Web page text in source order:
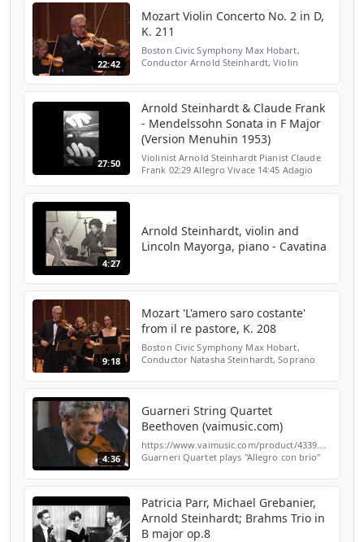
22:42
Mozart Violin Concerto No. 2 in D,
K. 211
Boston Civic Symphony Max Hobart,
Conductor Arnold Steinhardt, Violin
27:50
Arnold Steinhardt & Claude Frank
- Mendelssohn Sonata in F Major
(Version Menuhin 1953)
Violinist Arnold Steinhardt Pianist Claude
Frank 02:29 Allegro Vivace 14:45 Adagio
4:27
Arnold Steinhardt, violin and
Lincoln Mayorga, piano - Cavatina
9:18
Mozart 'L'amero saro costante'
from il re pastore, K. 208
Boston Civic Symphony Max Hobart,
Conductor Natasha Steinhardt, Soprano
4:36
Guarneri String Quartet
Beethoven (vaimusic.com)
https://www.vaimusic.com/product/4339.html
Guarneri Quartet plays "Allegro con brio"
Patricia Parr, Michael Grebanier,
Arnold Steinhardt; Brahms Trio in
B major op.8